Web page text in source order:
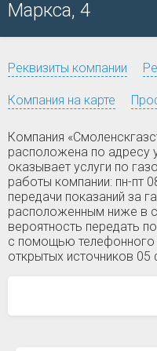
Маркса, 4
Реквизиты компании
Компания на карте
Компания
расположена по адресу
оказывает услуги по
работы компании: пн-пт
передачи показаний за
расположенным ниже в
вероятность передать
с помощью телефонного
открытых источников 05